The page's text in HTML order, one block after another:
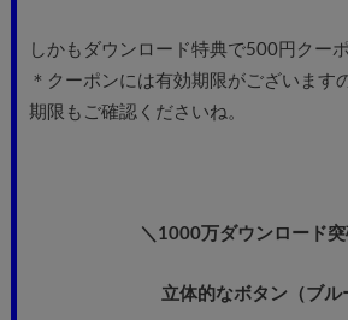
しかもダウンロード特典で500円クー
＊クーポンには有効期限がございます
期限もご確認くださいね。
＼1000万ダウンロード突
立体的なボタン（ブル